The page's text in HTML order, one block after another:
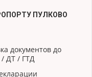
ПУЛКОВО
документов до
/ ДТ / ГТД